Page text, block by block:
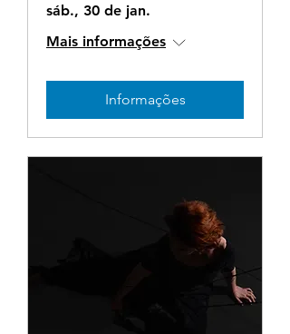
sáb., 30 de jan.
Mais informações
Informações